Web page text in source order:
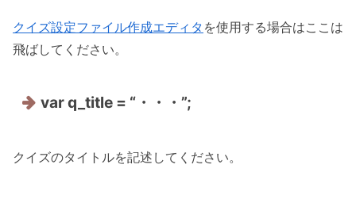
クイズ設定ファイル作成エディタ を使用する場合はここは
飛ばしてください。
var q_title = “・・・”;
クイズのタイトルを記述してください。